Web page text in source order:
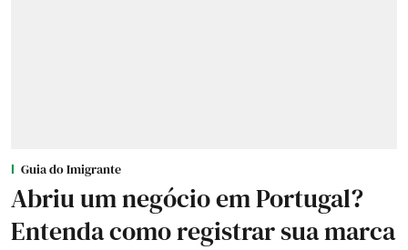
Guia do Imigrante
Abriu um negócio em Portugal?
Entenda como registrar sua marca